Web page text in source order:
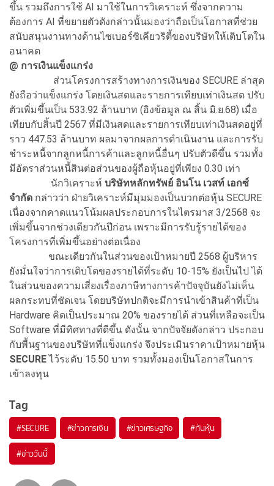
ขึ้น รวมถึงการใช้ AI มาใช้ในการวิเคราะห์ ซึ่งจากความ
ต้องการ AI ที่ขยายตัวดังกล่าวนั้นมองว่าถือเป็นโอกาสที่ช่วย
สนับสนุนงานทางด้านไซเบอร์ซิเคียวริตี้ของบริษัทให้เติบโตใน
อนาคต
@ การเงินแข็งแกร่ง
ส่วนโครงการสร้างทางการเงินของ SECURE ล่าสุด
ยังถือว่าแข็งแกร่ง โดยเงินสดและรายการเทียบเท่าเงินสด ปรับ
ตัวเพิ่มขึ้นเป็น 533.92 ล้านบาท (อิงข้อมูล ณ สิ้น มิ.ย.68) เมื่อ
เทียบกับสิ้นปี 2567 ที่มีเงินสดและรายการเทียบเท่าเงินสดอยู่ที่
ราว 447.53 ล้านบาท ผลมาจากผลการดำเนินงาน และการรับ
ชำระหนี้จากลูกหนี้การค้าและลูกหนี้อื่นๆ ปรับตัวดีขึ้น รวมทั้ง
มีอัตราส่วนหนี้สินต่อส่วนของผู้ถือหุ้นอยู่ที่เพียง 0.30 เท่า
นักวิเคราะห์ บริษัทหลักทรัพย์ อินโน เวสท์ เอกซ์
จำกัด กล่าวว่า ฝ่ายวิเคราะห์มีมุมมองเป็นบวกต่อหุ้น SECURE
เนื่องจากคาดแนวโน้มผลประกอบการในไตรมาส 3/2568 จะ
เพิ่มขึ้นจากช่วงเดียวกันปีก่อน เพราะมีการรับรู้รายได้ของ
โครงการที่เพิ่มขึ้นอย่างต่อเนื่อง
ขณะเดียวกันในส่วนของเป้าหมายปี 2568 ผู้บริหาร
ยังมั่นใจว่าการเติบโตของรายได้ที่ระดับ 10-15% ยังเป็นไป ได้
ในส่วนของความเสี่ยงเรื่องภาษีทางการค้าปัจจุบันยังไม่เห็น
ผลกระทบที่ชัดเจน โดยบริษัทปกติจะมีการนําเข้าสินค้าที่เป็น
Hardware คิดเป็นประมาณ 20% ของรายได้ ส่วนที่เหลือจะเป็น
Software ที่มีทิศทางที่ดีขึ้น ดังนั้น จากปัจจัยดังกล่าว ประกอบ
กับพื้นฐานของบริษัทที่แข็งแกร่ง จึงประเมินราคาเป้าหมายหุ้น
SECUREไว้ระดับ 15.50 บาท รวมทั้งมองเป็นโอกาสในการ
เข้าลงทุน
Tag
#SECURE #ข่าวการเงิน #ข่าวเศรษฐกิจ #ทันหุ้น
#ข่าววันนี้